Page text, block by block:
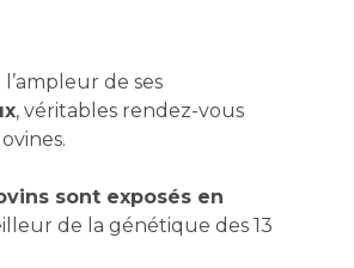
de ses
, véritables rendez-vous
sont exposés en
de la génétique des 13